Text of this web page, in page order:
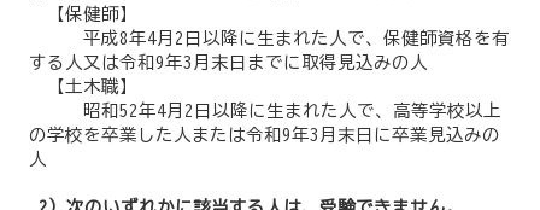
【保健師】
平成8年4月2日以降に生まれた人で、保健師資格を有
する人又は令和9年3月末日までに取得見込みの人
【土木職】
昭和52年4月2日以降に生まれた人で、高等学校以上
の学校を卒業した人または令和9年3月末日に卒業見込みの
人